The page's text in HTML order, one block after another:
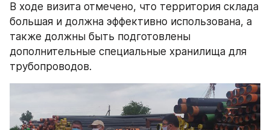
В ходе визита отмечено, что территория склада
большая и должна эффективно использована, а
также должны быть подготовлены
дополнительные специальные хранилища для
трубопроводов.